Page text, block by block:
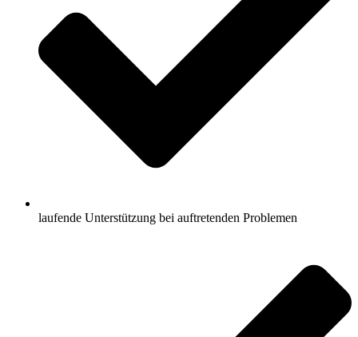
laufende Unterstützung bei auftretenden Problemen